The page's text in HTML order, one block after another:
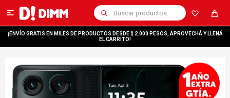

¡ENVÍO GRATIS EN MILES DE PRODUCTOS DESDE $ 2.000 PESOS, APROVECHÁ Y LLENÁ
EL CARRITO!